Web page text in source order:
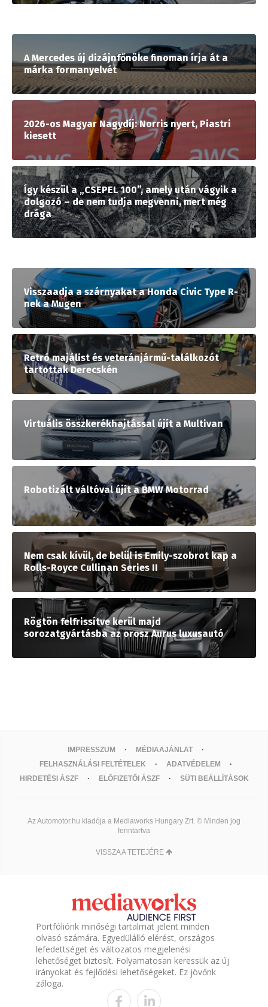
A Mercedes új dizájnfőnöke finoman írja át a
márka formanyelvét
2026-os Magyar Nagydíj: Norris nyert, Piastri
kiesett
Így készül a „CSEPEL 100”, amely után vágyik a
dolgozó – de nem tudja megvenni, mert még
drága
Visszaadja a szárnyakat a Honda Civic Type R-
nek a Mugen
Retró majálist és veteránjármű-találkozót
tartottak Derecskén
Virtuális összkerékhajtással újít a Multivan
Robotizált váltóval újít a BMW Motorrad
Nem csak kívül, de belül is Emily-szobrot kap a
Rolls-Royce Cullinan Series II
Rögtön felfrissítve kerül majd
sorozatgyártásba az orosz Aurus luxusautó
IMPRESSZUM
MÉDIAAJÁNLAT
FELHASZNÁLÁSI FELTÉTELEK
ADATVÉDELEM
HIRDETÉSI ÁSZF
ELŐFIZETŐI ÁSZF SÜTI BEÁLLÍTÁSOK
Az Automotor.hu kiadója a Mediaworks Hungary Zrt. © Minden jog
fenntartva
VISSZA A TETEJÉRE
Portfóliónk minőségi tartalmat jelent minden
olvasó számára. Egyedülálló elérést, országos
lefedettséget és változatos megjelenési
lehetőséget biztosít. Folyamatosan keressük az új
irányokat és fejlődési lehetőségeket. Ez jövőnk
záloga.